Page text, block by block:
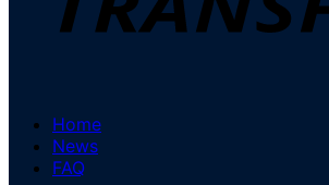
Home
News
FAQ